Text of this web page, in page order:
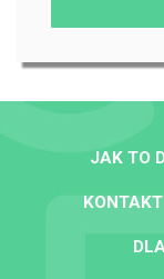
JAK TO
KONTAKT